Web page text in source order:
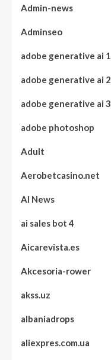
Admin-news
Adminseo
adobe generative ai 1
adobe generative ai 2
adobe generative ai 3
adobe photoshop
Adult
Aerobetcasino.net
AI News
ai sales bot 4
Aicarevista.es
Akcesoria-rower
akss.uz
albaniadrops
aliexpres.com.ua